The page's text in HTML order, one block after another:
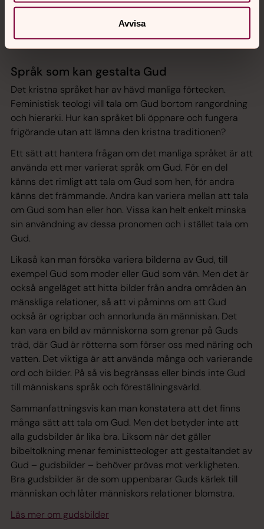
Avvisa
Foto: Gustaf Hellsing /Ikon
Vi kan ställa oss frågor och använda både förnuft och
känslor när vi tolkar Bibeln och dess budskap.
Språk som kan gestalta Gud
Det kristna språket har av hävd manliga förtecken.
Feministisk teologi vill tala om Gud bortom rangordning
och hierarki. Hur kan språket bli öppnare och fungera
frigörande utan att lämna den kristna traditionen?
Ett sätt att hantera frågan om det manliga språket är att
använda ett mer varierat språk om Gud. För en del
känns det rimligt att tala om Gud som hen, för andra
känns det främmande. Andra kan variera mellan att tala
om Gud som han eller hon. Vissa kan helt enkelt minska
sin användning av dessa pronomen och i stället tala om
Gud.
Likaså kan man försöka variera bilderna av Gud, till
exempel Gud som moder eller Gud som vän. Men det är
också angeläget att hitta bilder från andra områden än
mänskliga relationer, så att vi påminns om att Gud
också är ogripbar och annorlunda än människan. Det
kan vara en bild av människorna som grenar på Guds
träd, där Gud är rötterna som förser oss med näring och
vatten. Det viktiga är att använda många och varierande
ord och bilder. På så vis begränsas eller binds inte Gud
till människans språk och föreställningsvärld.
Sammanfattningsvis kan man konstatera att det finns
många sätt att tala om Gud. Men det betyder inte att
alla gudsbilder är lika bra. Liksom när det gäller
bibeltolkning menar feministteologer att gestaltandet av
Gud – gudsbilder – behöver prövas mot verkligheten.
Bra gudsbilder är de som uppenbarar Guds kärlek till
människan och låter människors relationer blomstra.
Läs mer om gudsbilder